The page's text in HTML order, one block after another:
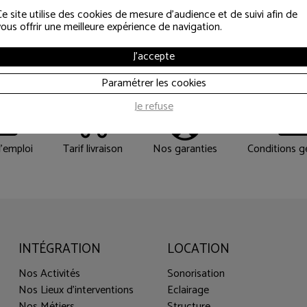
informations utiles
Le déroulement d’un achat de matériel d’occasion.
Les réponses à vos questions….
Tarif livraison Nos garanties Conditions
INTÉGRATION
Nos Activités
Nos Lieux d'interventions
LOCATION
Sonorisation
Eclairage
site utilise des cookies de mesure d'audience et de suivi afin de
offrir une meilleure expérience de navigation.
J'accepte
Paramétrer les cookies
Je refuse